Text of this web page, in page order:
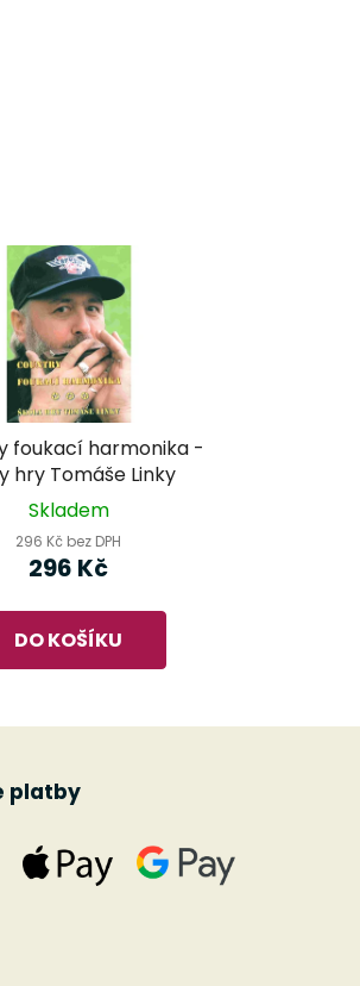
foukací harmonika -
hry Tomáše Linky
Skladem
296 Kč bez DPH
296 Kč
DO KOŠÍKU
platby